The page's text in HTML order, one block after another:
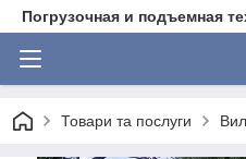
Погрузочная и подъемная
Товари та послуги